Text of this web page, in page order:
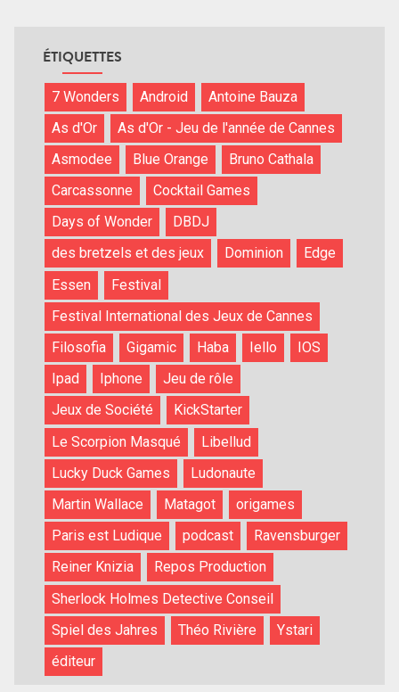
ÉTIQUETTES
7 Wonders Android
Antoine Bauza
As d'Or
As d'Or - Jeu de l'année de Cannes
Asmodee
Blue Orange
Bruno Cathala
Carcassonne
Cocktail Games
Days of Wonder
DBDJ
des bretzels et des jeux
Dominion
Edge
Essen
Festival
Festival International des Jeux de Cannes
Filosofia
Gigamic Haba Iello
IOS
Ipad
Iphone
Jeu de rôle
Jeux de Société
KickStarter
Le Scorpion Masqué
Libellud
Lucky Duck Games
Ludonaute
Martin Wallace
Matagot
origames
Paris est Ludique
podcast
Ravensburger
Reiner Knizia
Repos Production
Sherlock Holmes Detective Conseil
Spiel des Jahres
Théo Rivière
Ystari
éditeur